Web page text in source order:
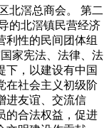
北滘总商会。 第二
的北滘镇民营经济
利性的民间团体组
家宪法、法律、法
下，以建设有中国
在社会主义初级阶
进友谊、交流信
的合法权益，促进